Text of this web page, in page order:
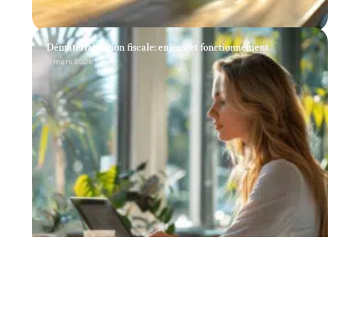
Dématérialisation fiscale: enjeux et fonctionnement
11 mars 2026